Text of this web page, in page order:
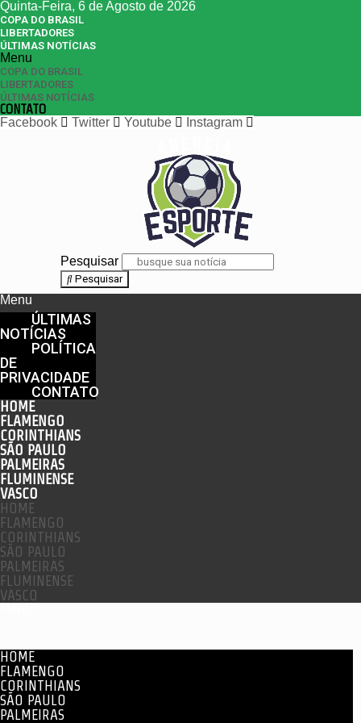
Quinta-Feira, 6 de Agosto de 2026
COPA DO BRASIL
LIBERTADORES
ÚLTIMAS NOTÍCIAS
Menu
COPA DO BRASIL
LIBERTADORES
ÚLTIMAS NOTÍCIAS
CONTATO
Facebook
Twitter Youtube Instagram
Pesquisar
Pesquisar
Menu
ÚLTIMAS
NOTÍCIAS
POLÍTICA
DE
PRIVACIDADE
CONTATO
HOME
FLAMENGO
CORINTHIANS
SÃO PAULO
PALMEIRAS
FLUMINENSE
VASCO
HOME
FLAMENGO
CORINTHIANS
SÃO PAULO
PALMEIRAS
FLUMINENSE
VASCO
HOME
FLAMENGO
CORINTHIANS
SÃO PAULO
PALMEIRAS